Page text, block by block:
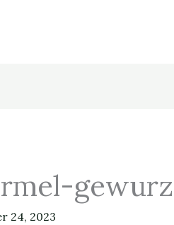
24, 2023